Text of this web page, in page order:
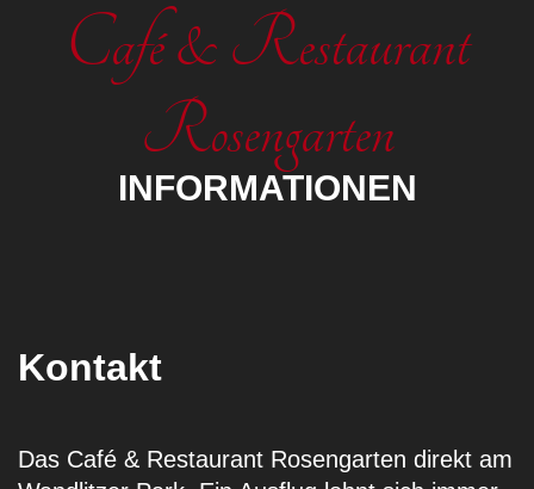
Café & Restaurant
Rosengarten
INFORMATIONEN
Kontakt
Das Café & Restaurant Rosengarten direkt am